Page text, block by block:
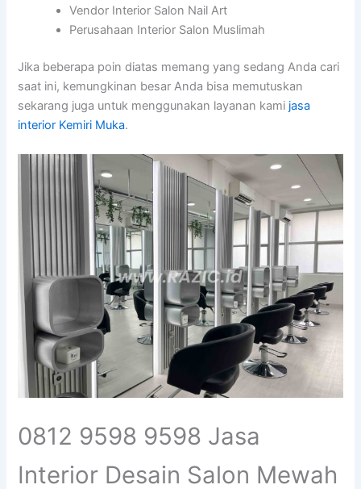
Vendor Interior Salon Nail Art
Perusahaan Interior Salon Muslimah
Jika beberapa poin diatas memang yang sedang Anda cari
saat ini, kemungkinan besar Anda bisa memutuskan
sekarang juga untuk menggunakan layanan kami jasa
interior Kemiri Muka.
0812 9598 9598 Jasa
Interior Desain Salon Mewah